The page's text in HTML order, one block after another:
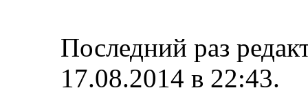
Последний раз
17.08.2014 в 22:43.